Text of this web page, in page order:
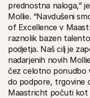
prednostna naloga,”
Mollie. “Navdušeni
of Excellence v
raznolik bazen
podjetja. Naš cilj je
nadarjenih novih
čez celotno ponudbo
do podpore, trgovine
Maastricht počuti kot